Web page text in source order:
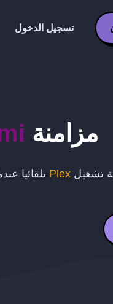
تسجيل الدخول
مزامنة
تشغيل Plex تلقائيا